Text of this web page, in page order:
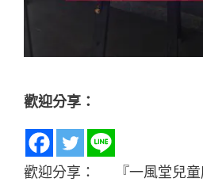
歡迎分享：
歡迎分享： 『一風堂兒